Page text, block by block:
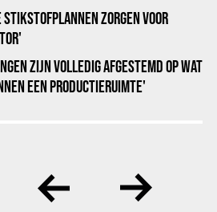
ZORGEN VOOR
ZIJN VOLLEDIG AFGESTEMD OP WAT
EEN PRODUCTIERUIMTE'